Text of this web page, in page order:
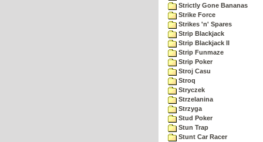
Strictly Gone Bananas
Strike Force
Strikes 'n' Spares
Strip Blackjack
Strip Blackjack II
Strip Funmaze
Strip Poker
Stroj Casu
Stroq
Stryczek
Strzelanina
Strzyga
Stud Poker
Stun Trap
Stunt Car Racer